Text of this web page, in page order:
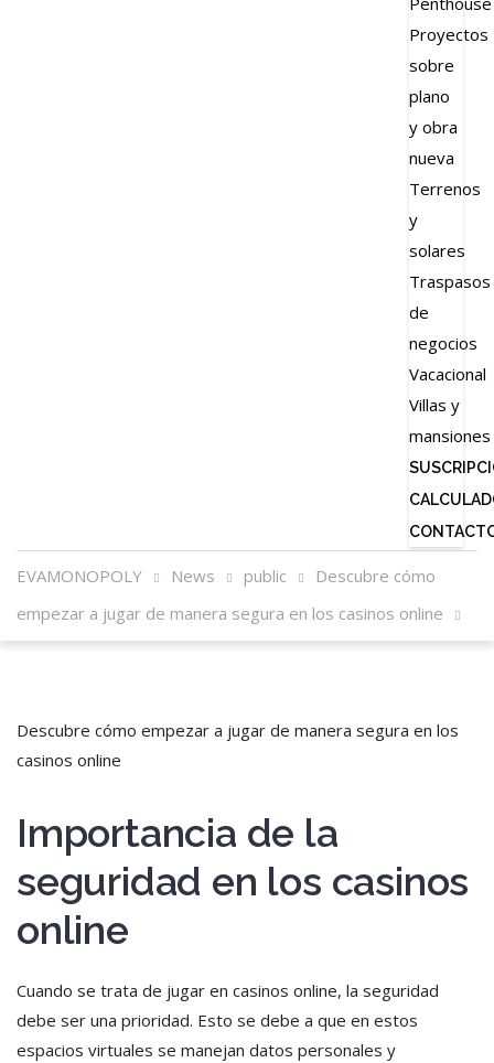
Proyectos
sobre
plano
y obra
nueva
Terrenos
y
solares
Traspasos
de
negocios
Vacacional
Villas y
mansiones
EVAMONOPOLY News public
Descubre cómo
empezar a jugar de manera segura en los casinos online
Descubre cómo empezar a jugar de manera segura en los
casinos online
Importancia de la
seguridad en los casinos
online
Cuando se trata de jugar en casinos online, la seguridad
debe ser una prioridad. Esto se debe a que en estos
espacios virtuales se manejan datos personales y